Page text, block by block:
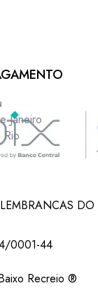
Janeiro
Rio
0001-44
Recreio ®